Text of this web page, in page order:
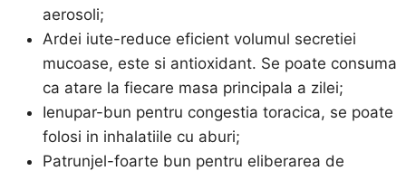
aerosoli;
Ardei iute-reduce eficient volumul secretiei
mucoase, este si antioxidant. Se poate consuma
ca atare la fiecare masa principala a zilei;
Ienupar-bun pentru congestia toracica, se poate
folosi in inhalatiile cu aburi;
Patrunjel-foarte bun pentru eliberarea de